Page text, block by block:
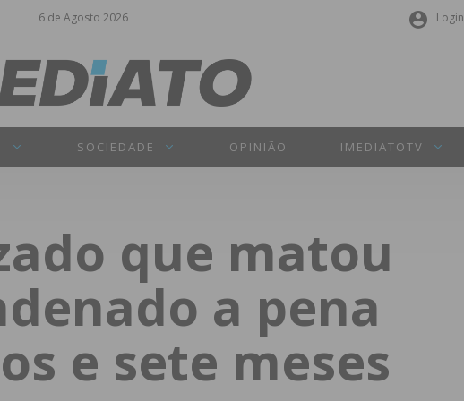
6 de Agosto 2026 Login
Senha
SOCIEDADE OPINIÃO IMEDIATOTV
que matou
a pena
e sete meses